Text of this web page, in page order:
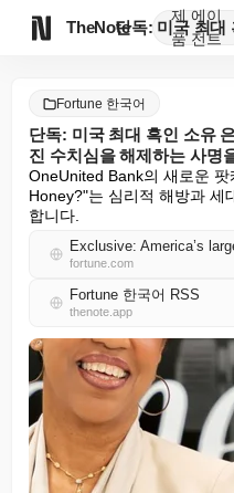
TheNote
제
품
에이
전트
Fortune 한국어
단독: 미국 최대 흑인 소유
진 수치심을 해제하는 사명
OneUnited Bank의 새로운
Honey?"는 심리적 해방과 세
합니다.
fortune.com
Fortune 한국어 RSS
thenote.app